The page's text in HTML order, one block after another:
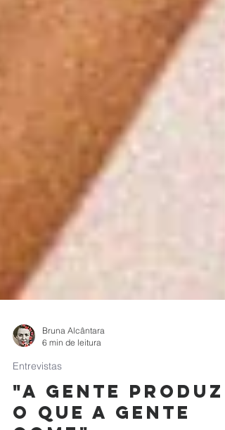
6 min de leitura
Entrevistas